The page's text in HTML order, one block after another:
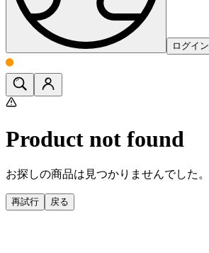
ログイン
Product not found
お探しの商品は見つかりませんでした。
再試行 戻る